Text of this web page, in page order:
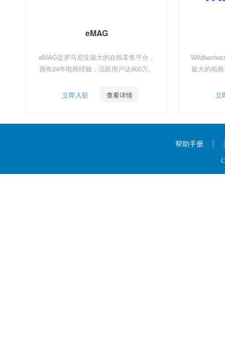
eMAG
eMAG是罗马尼亚最大的在线零售平台，
拥有24年电商经验，活跃用户达900万。
立即入驻 查看详情
最大的电
立
帮助手册